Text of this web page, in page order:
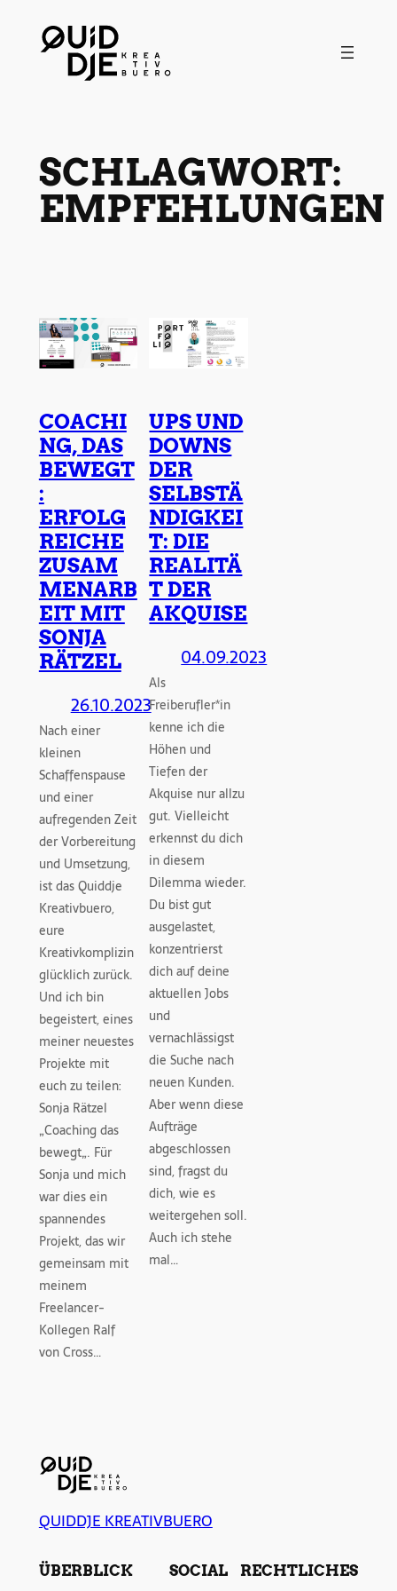
Inhalt
springen
SCHLAGWORT:
EMPFEHLUNGEN
COACHI
NG, DAS
BEWEGT
:
ERFOLG
REICHE
ZUSAM
MENARB
EIT MIT
SONJA
RÄTZEL
26.10.2023
Nach einer
kleinen
Schaffenspause
und einer
aufregenden Zeit
der Vorbereitung
und Umsetzung,
ist das Quiddje
Kreativbuero,
eure
Kreativkomplizin
glücklich zurück.
Und ich bin
begeistert, eines
meiner neuestes
Projekte mit
euch zu teilen:
Sonja Rätzel
„Coaching das
bewegt„. Für
Sonja und mich
war dies ein
spannendes
Projekt, das wir
gemeinsam mit
meinem
Freelancer-
Kollegen Ralf
von Cross…
UPS UND
DOWNS
DER
SELBSTÄ
NDIGKEI
T: DIE
REALITÄ
T DER
AKQUISE
04.09.2023
Als
Freiberufler*in
kenne ich die
Höhen und
Tiefen der
Akquise nur allzu
gut. Vielleicht
erkennst du dich
in diesem
Dilemma wieder.
Du bist gut
ausgelastet,
konzentrierst
dich auf deine
aktuellen Jobs
und
vernachlässigst
die Suche nach
neuen Kunden.
Aber wenn diese
Aufträge
abgeschlossen
sind, fragst du
dich, wie es
weitergehen soll.
Auch ich stehe
mal…
QUIDDJE KREATIVBUERO
ÜBERBLICK SOCIAL RECHTLICHES